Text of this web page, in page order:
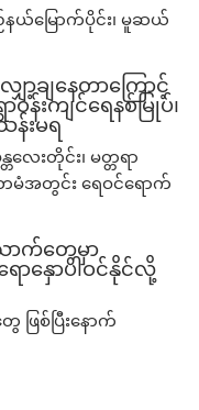
နယ်မြောက်ပိုင်း၊ မူဆယ်
ာ့ချနေတာကြောင့်
ဝန်းကျင်ရေနစ်မြုပ်၊
န်းမရ
တလေးတိုင်း၊ မတ္တရာ
မံအတွင်း ရေဝင်ရောက်
ာက်တွေမှာ
ာနှောပါဝင်နိုင်လို့
ဖြစ်ပြီးနောက်